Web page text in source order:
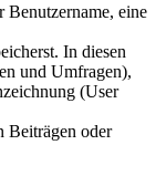
Benutzername, eine
In diesen
und Umfragen),
(User
Beiträgen oder